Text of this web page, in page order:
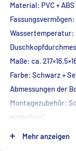
Material: PVC +
Wassertemperatur:
Maße: ca.
Farbe: Schwarz +
Abmessungen der
Montagezubehör:
enthalten)
Mehr anzeigen